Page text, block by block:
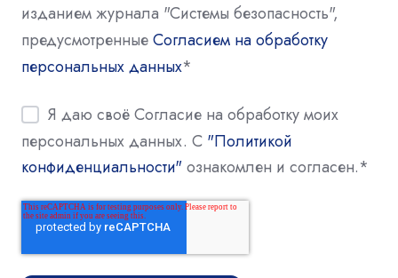
изданием журнала "Системы безопасность",
предусмотренныеСогласием на обработку
персональных данных*
Я даю своё Согласие на обработку моих
персональных данных. С "Политикой
конфиденциальности"ознакомлен и согласен.*